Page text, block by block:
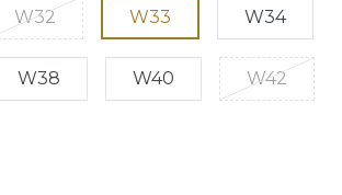
W32 W33 W34
W38 W40 W42